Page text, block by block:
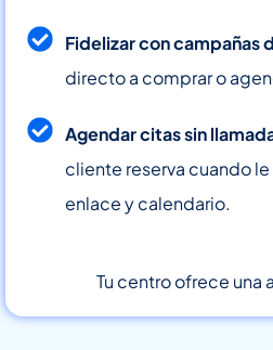
Fidelizar con campañas
directo a comprar o
Agendar citas sin
cliente reserva cuando
enlace y calendario.
Tu centro ofrece una